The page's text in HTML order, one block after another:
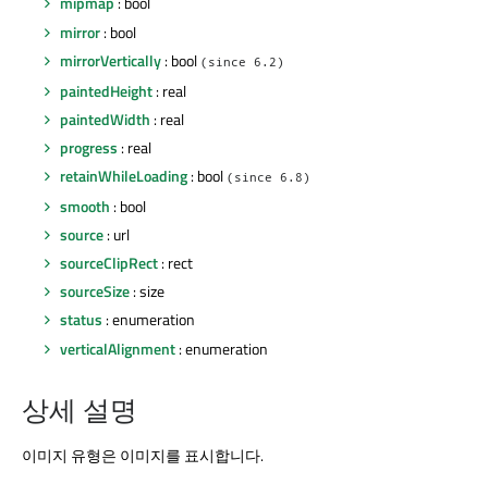
mirror: bool
mirrorVertically: bool (since 6.2)
paintedHeight: real
paintedWidth : real
progress : real
retainWhileLoading: bool (since 6.8)
smooth : bool
source: url
sourceClipRect: rect
sourceSize: size
status : enumeration
verticalAlignment: enumeration
상세 설명
이미지 유형은 이미지를 표시합니다.